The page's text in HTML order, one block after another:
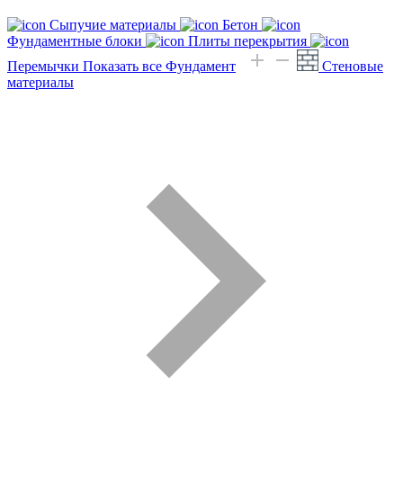
Сыпучие материалы
Бетон
Фундаментные блоки
Плиты перекрытия
Перемычки Показать все Фундамент
Стеновые
материалы